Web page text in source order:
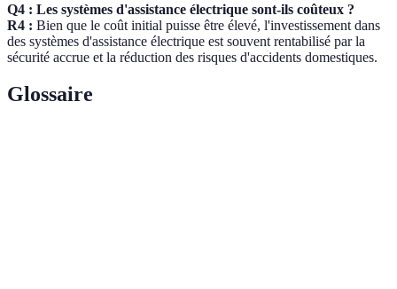
Q4 : Les systèmes d'assistance électrique sont-ils coûteux ?
R4 : Bien que le coût initial puisse être élevé, l'investissement dans
des systèmes d'assistance électrique est souvent rentabilisé par la
sécurité accrue et la réduction des risques d'accidents domestiques.
Glossaire